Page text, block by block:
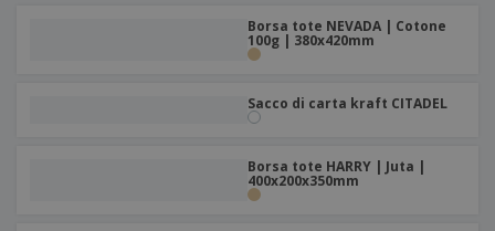
Borsa tote NEVADA | Cotone
100g | 380x420mm
Sacco di carta kraft CITADEL
Borsa tote HARRY | Juta |
400x200x350mm